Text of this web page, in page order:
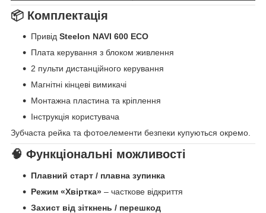
📦 Комплектація
Привід Steelon NAVI 600 ECO
Плата керування з блоком живлення
2 пульти дистанційного керування
Магнітні кінцеві вимикачі
Монтажна пластина та кріплення
Інструкція користувача
Зубчаста рейка та фотоелементи безпеки купуються окремо.
🧠 Функціональні можливості
Плавний старт / плавна зупинка
Режим «Хвіртка» – часткове відкриття
Захист від зіткнень / перешкод